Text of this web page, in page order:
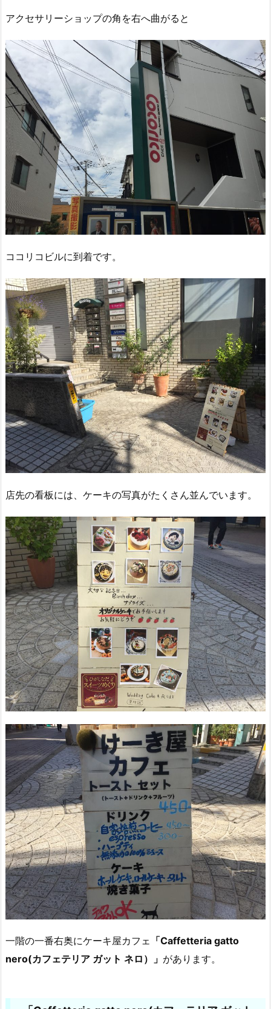
アクセサリーショップの角を右へ曲がると
ココリコビルに到着です。
店先の看板には、ケーキの写真がたくさん並んでいます。
一階の一番右奥にケーキ屋カフェ 「Caffetteria gatto
nero(カフェテリア ガット ネロ）」 があります。